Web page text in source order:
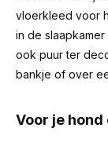
vloerkleed voor
in de
ook puur ter
bankje of over
Voor je hond